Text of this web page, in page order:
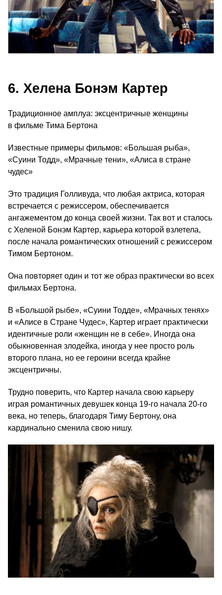
6. Хелена Бонэм Картер
Традиционное амплуа: эксцентричные женщины
в фильме Тима Бертона
Известные примеры фильмов: «Большая рыба»,
«Суини Тодд», «Мрачные тени», «Алиса в стране
чудес»
Это традиция Голливуда, что любая актриса, которая
встречается с режиссером, обеспечивается
ангажементом до конца своей жизни. Так вот и сталось
с Хеленой Бонэм Картер, карьера которой взлетела,
после начала романтических отношений с режиссером
Тимом Бертоном.
Она повторяет один и тот же образ практически во всех
фильмах Бертона.
В «Большой рыбе», «Суини Тодде», «Мрачных тенях»
и «Алисе в Стране Чудес», Картер играет практически
идентичные роли «женщин не в себе». Иногда она
обыкновенная злодейка, иногда у нее просто роль
второго плана, но ее героини всегда крайне
эксцентричны.
Трудно поверить, что Картер начала свою карьеру
играя романтичных девушек конца 19-го начала 20-го
века, но теперь, благодаря Тиму Бертону, она
кардинально сменила свою нишу.